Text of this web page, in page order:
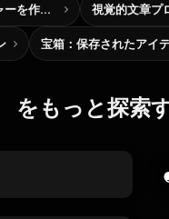
自分だけの選択型アドベンチャーを作ろう 視覚的文章プ
宝箱：保存されたアイ
をもっと探索